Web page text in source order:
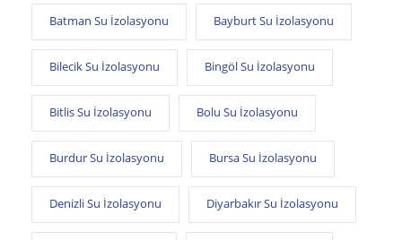
Batman Su İzolasyonu Bayburt Su İzolasyonu
Bilecik Su İzolasyonu Bingöl Su İzolasyonu
Bitlis Su İzolasyonu Bolu Su İzolasyonu
Burdur Su İzolasyonu Bursa Su İzolasyonu
Denizli Su İzolasyonu Diyarbakır Su İzolasyonu